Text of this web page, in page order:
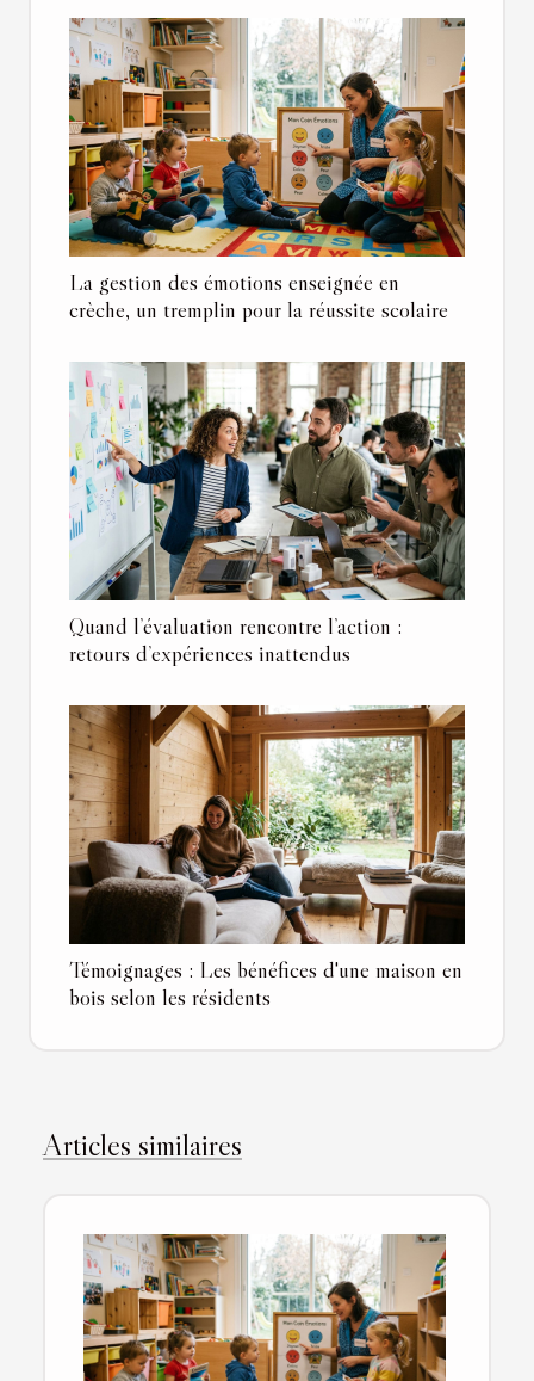
La gestion des émotions enseignée en
crèche, un tremplin pour la réussite scolaire
Quand l’évaluation rencontre l’action :
retours d’expériences inattendus
Témoignages : Les bénéfices d'une maison en
bois selon les résidents
Articles similaires